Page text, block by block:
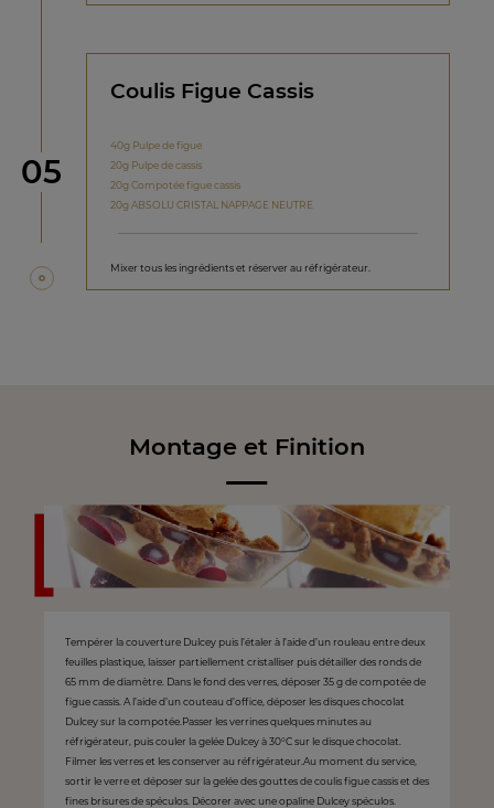
étape
05
Coulis Figue Cassis
40g Pulpe de figue
20g Pulpe de cassis
20g Compotée figue cassis
20g ABSOLU CRISTAL NAPPAGE NEUTRE
Mixer tous les ingrédients et réserver au réfrigérateur.
Montage et Finition
Tempérer la couverture Dulcey puis l’étaler à l’aide d’un rouleau entre deux
feuilles plastique, laisser partiellement cristalliser puis détailler des ronds de
65 mm de diamètre. Dans le fond des verres, déposer 35 g de compotée de
figue cassis. A l’aide d’un couteau d’office, déposer les disques chocolat
Dulcey sur la compotée.Passer les verrines quelques minutes au
réfrigérateur, puis couler la gelée Dulcey à 30°C sur le disque chocolat.
Filmer les verres et les conserver au réfrigérateur.Au moment du service,
sortir le verre et déposer sur la gelée des gouttes de coulis figue cassis et des
fines brisures de spéculos. Décorer avec une opaline Dulcey spéculos.